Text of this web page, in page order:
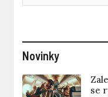
Novinky
se